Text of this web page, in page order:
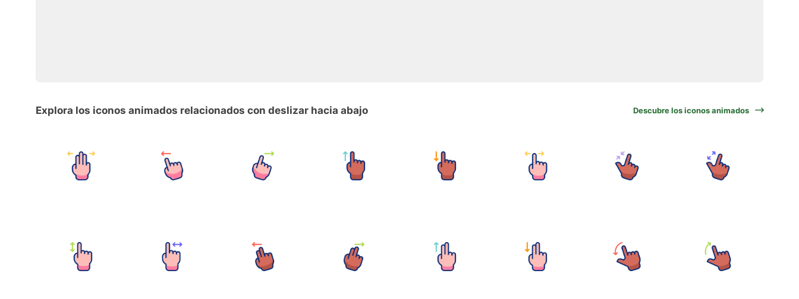
Explora los iconos animados relacionados con deslizar hacia abajo Descubre los iconos animados